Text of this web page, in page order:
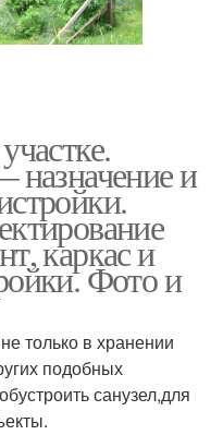
назначение и
каркас и
Фото и
только в хранении
подобных
санузел,для